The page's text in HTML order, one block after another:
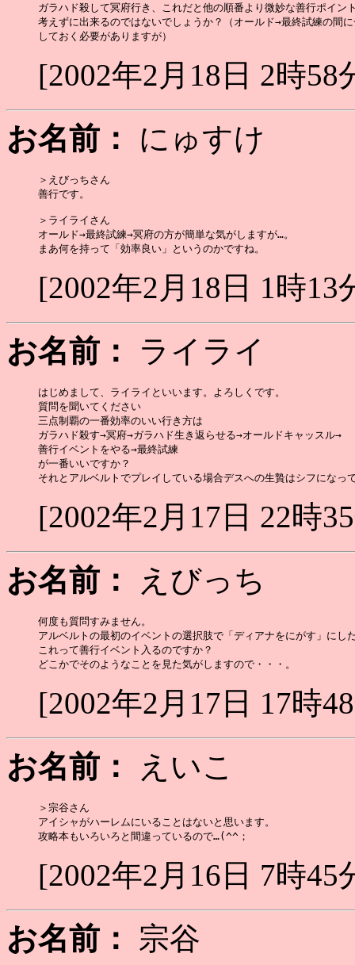
ガラハド殺して冥府行き、これだと他の順番より微妙な善行ポイン
考えずに出来るのではないでしょうか？（オールド→最終試練の間
[2002年2月18日 2時58
お名前：
にゅすけ
＞えびっちさん
善行です。
＞ライライさん
オールド→最終試練→冥府の方が簡単な気がしますが…。
[2002年2月18日 1時13
お名前：
ライライ
はじめまして、ライライといいます。よろしくです。
質問を聞いてください
三点制覇の一番効率のいい行き方は
ガラハド殺す→冥府→ガラハド生き返らせる→オールドキャッスル→
善行イベントをやる→最終試練
が一番いいですか？
[2002年2月17日 22時
お名前：
えびっち
何度も質問すみません。
アルベルトの最初のイベントの選択肢で「ディアナをにがす」にし
これって善行イベント入るのですか？
[2002年2月17日 17時
お名前：
えいこ
＞宗谷さん
アイシャがハーレムにいることはないと思います。
[2002年2月16日 7時45
お名前：
宗谷